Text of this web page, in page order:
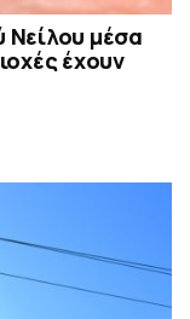
Νείλου μέσα
έχουν